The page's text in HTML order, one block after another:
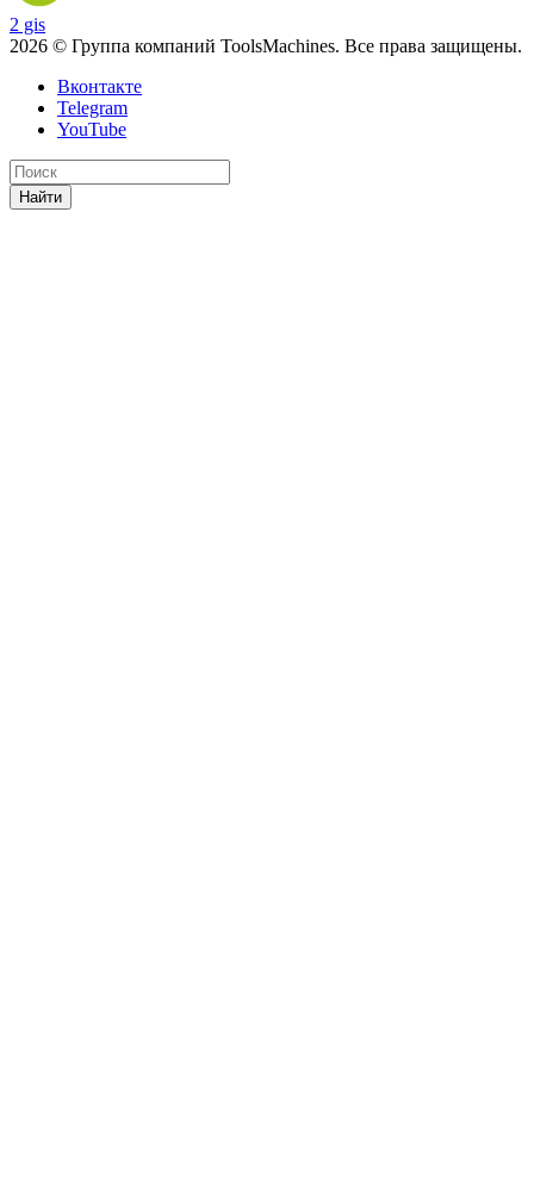
2 gis
2026 © Группа компаний ToolsMachines. Все права защищены.
Вконтакте
Telegram
YouTube
Найти